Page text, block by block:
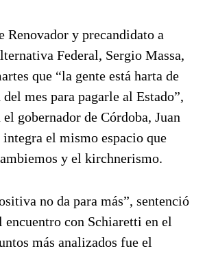
Renovador y precandidato a
Federal, Sergio Massa,
que “la gente está harta de
mes para pagarle al Estado”,
gobernador de Córdoba, Juan
el mismo espacio que
y el kirchnerismo.
no da para más”, sentenció
encuentro con Schiaretti en el
más analizados fue el